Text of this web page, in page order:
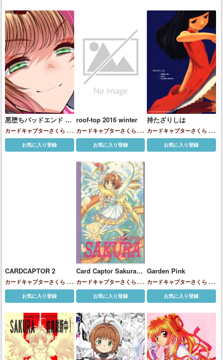
悪堕ちバッドエンド そ
の４
カードキャプターさくら
大
道寺知世木之本桜
お気に入り登録
roof-top 2016 winter
カードキャプターさくら 大
道寺知世木之本桜
お気に入り登録
持たざりしは
カードキャプターさくら
大
道寺園美大道寺知世木之本
お気に入り登録
CARDCAPTOR 2
カードキャプターさくら
佐々木利佳大道寺知世柳沢
お気に入り登録
Card Captor Sakura
Blue Version
カードキャプターさくら 大
道寺知世
お気に入り登録
Garden Pink
カードキャプターさくら
大
道寺知世木之本桜
お気に入り登録